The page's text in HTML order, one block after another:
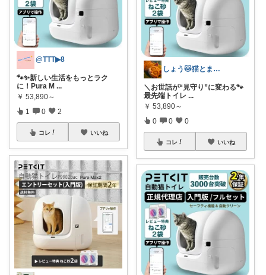
@TTT▶︎8
🐾✨新しい生活をもっとラク
に！Pura M ...
￥ 53,890～
1 0 2
コレ いいね
しょう🐱猫とまったり暮らしたい
＼お世話が“見守り”に変わる🐾
最先端トイレ ...
￥ 53,890～
0 0 0
コレ いいね